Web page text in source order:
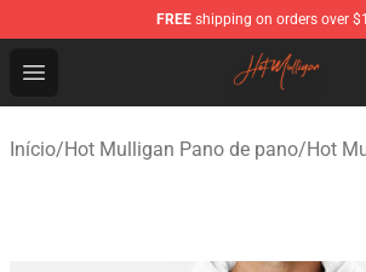
FREE shipping on orders over
Open menu
Hot Mulligan Shop - Official Hot
Início/Hot Mulligan Pano de pano/Hot